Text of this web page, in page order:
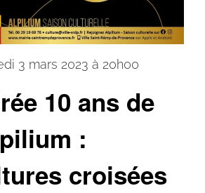
10 ans de
:
croisées
3 mars 2023 à 20h00
Alpilium